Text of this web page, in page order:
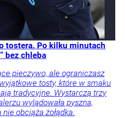
tostera. Po kilku minutach
bez chleba
pieczywo, ale ograniczasz
tosty, które w smaku
tradycyjne. Wystarczą trzy
wylądowała pyszna,
obciąża żołądka.